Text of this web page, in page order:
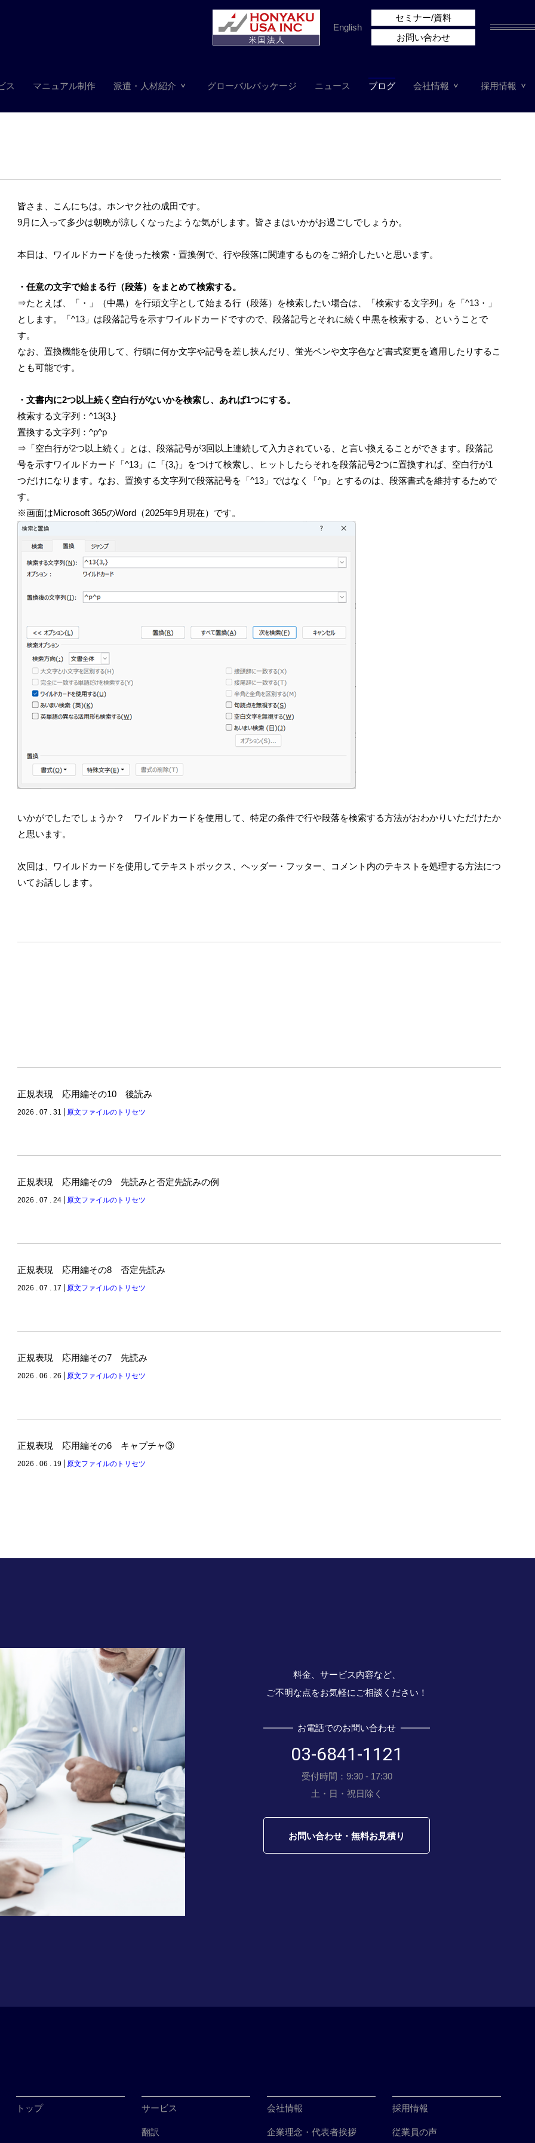
ス マニュアル制作 派遣・人材紹介 グローバルパッケージ ニュース ブログ 会社情報 採用情報
English
セミナー/資料
お問い合わせ
皆さま、こんにちは。ホンヤク社の成田です。
9月に入って多少は朝晩が涼しくなったような気がします。皆さまはいかがお過ごしでしょうか。
本日は、ワイルドカードを使った検索・置換例で、行や段落に関連するものをご紹介したいと思います。
・任意の文字で始まる行（段落）をまとめて検索する。
⇒たとえば、「・」（中黒）を行頭文字として始まる行（段落）を検索したい場合は、「検索する文字列」を「^13・」
とします。「^13」は段落記号を示すワイルドカードですので、段落記号とそれに続く中黒を検索する、ということで
す。
なお、置換機能を使用して、行頭に何か文字や記号を差し挟んだり、蛍光ペンや文字色など書式変更を適用したりするこ
とも可能です。
・文書内に2つ以上続く空白行がないかを検索し、あれば1つにする。
検索する文字列：^13{3,}
置換する文字列：^p^p
⇒「空白行が2つ以上続く」とは、段落記号が3回以上連続して入力されている、と言い換えることができます。段落記
号を示すワイルドカード「^13」に「{3,}」をつけて検索し、ヒットしたらそれを段落記号2つに置換すれば、空白行が1
つだけになります。なお、置換する文字列で段落記号を「^13」ではなく「^p」とするのは、段落書式を維持するためで
す。
※画面はMicrosoft 365のWord（2025年9月現在）です。
いかがでしたでしょうか？ ワイルドカードを使用して、特定の条件で行や段落を検索する方法がおわかりいただけたか
と思います。
次回は、ワイルドカードを使用してテキストボックス、ヘッダー・フッター、コメント内のテキストを処理する方法につ
いてお話しします。
正規表現 応用編その10 後読み
2026 . 07 . 31 原文ファイルのトリセツ
正規表現 応用編その9 先読みと否定先読みの例
2026 . 07 . 24 原文ファイルのトリセツ
正規表現 応用編その8 否定先読み
2026 . 07 . 17 原文ファイルのトリセツ
正規表現 応用編その7 先読み
2026 . 06 . 26 原文ファイルのトリセツ
正規表現 応用編その6 キャプチャ③
2026 . 06 . 19 原文ファイルのトリセツ
料金、サービス内容など、
ご不明な点をお気軽にご相談ください！
お電話でのお問い合わせ
03-6841-1121
受付時間：9:30 - 17:30
土・日・祝日除く
お問い合わせ・無料お見積り
トップ サービス
翻訳
会社情報
企業理念・代表者挨拶
採用情報
従業員の声